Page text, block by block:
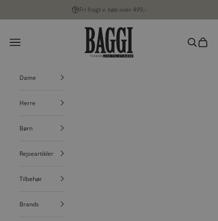
Fri fragt v. køb over 499,-
BAGGI
Menu
Søg
Dame
Herre
Børn
Rejseartikler
Tilbehør
Brands